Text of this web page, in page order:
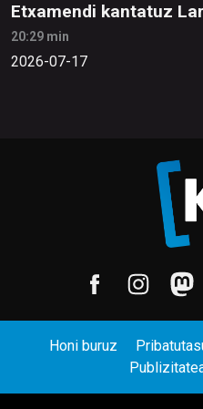
Etxamendi kantatuz
20:29 min
2026-07-17
Honi buruz